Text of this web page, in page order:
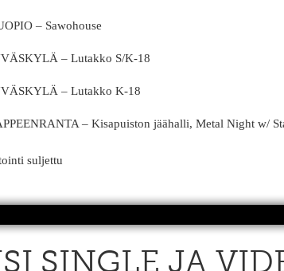
– Sawohouse
– Lutakko S/K-18
– Lutakko K-18
– Kisapuiston jäähalli, Metal Night w/
suljettu
SINGLE JA